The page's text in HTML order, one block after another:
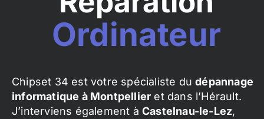
Ordinateur
Chipset 34 est votre spécialiste dudépannage
informatique à Montpellier et dans l’Hérault.
J’interviens également à Castelnau-le-Lez,